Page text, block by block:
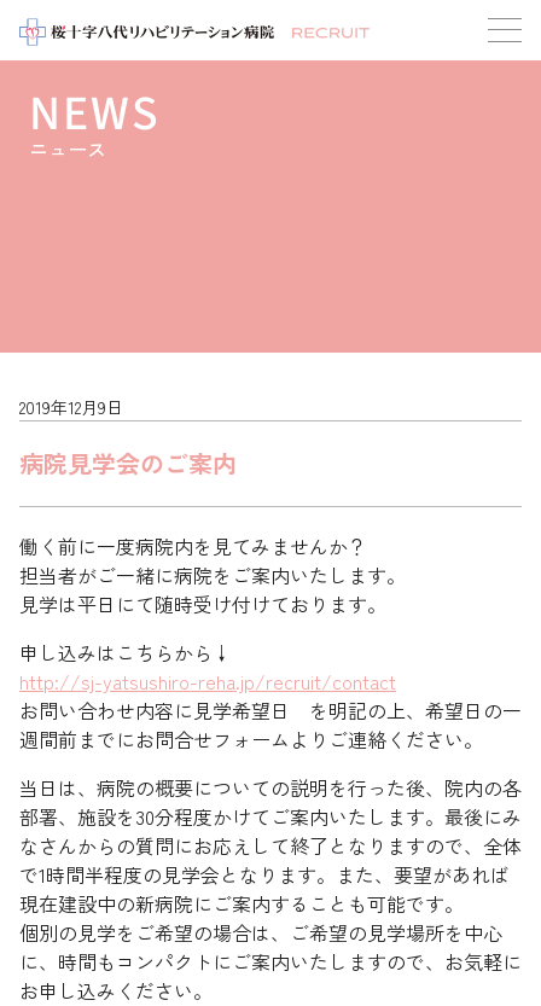
NEWS
ニュース
2019年12月9日
病院見学会のご案内
働く前に一度病院内を見てみませんか？
担当者がご一緒に病院をご案内いたします。
見学は平日にて随時受け付けております。
申し込みはこちらから↓
http://sj-yatsushiro-reha.jp/recruit/contact
お問い合わせ内容に見学希望日 を明記の上、希望日の一
週間前までにお問合せフォームよりご連絡ください。
当日は、病院の概要についての説明を行った後、院内の各
部署、施設を30分程度かけてご案内いたします。最後にみ
なさんからの質問にお応えして終了となりますので、全体
で1時間半程度の見学会となります。また、要望があれば
現在建設中の新病院にご案内することも可能です。
個別の見学をご希望の場合は、ご希望の見学場所を中心
に、時間もコンパクトにご案内いたしますので、お気軽に
お申し込みください。